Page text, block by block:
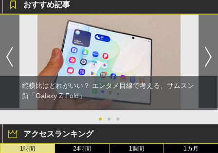
おすすめ記事
縦横比はどれがいい？ エンタメ目線で考える、サムスン
新「Galaxy Z Fold」
● ● ●
アクセスランキング
1時間 24時間 1週間 1カ月